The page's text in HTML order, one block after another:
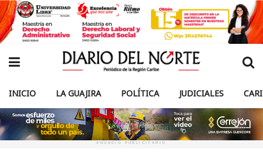
INICIO LA GUAJIRA POLÍTICA JUDICIALES
ANUNCIO PUBLICITARIO